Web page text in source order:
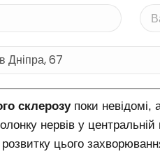
склерозупоки невідомі,
нервів у
розвитку цього